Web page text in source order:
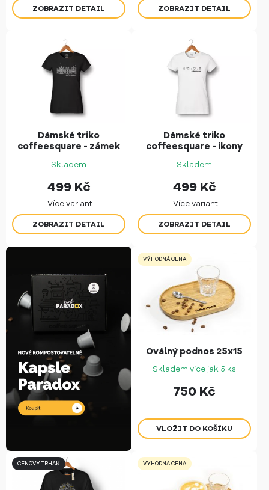
ZOBRAZIT DETAIL ZOBRAZIT DETAIL
Dámské triko
coffeesquare - zámek
Skladem
499 Kč
Více variant
ZOBRAZIT DETAIL
Dámské triko
coffeesquare - ikony
Skladem
499 Kč
Více variant
ZOBRAZIT DETAIL
VÝHODNÁ CENA
Oválný podnos 25x15
Skladem více jak 5 ks
750 Kč
CENOVÝ TRHÁK VÝHODNÁ CENA